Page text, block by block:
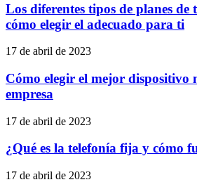
Los diferentes tipos de planes
cómo elegir el adecuado para ti
17 de abril de 2023
Cómo elegir el mejor dispositivo
empresa
17 de abril de 2023
¿Qué es la telefonía fija y cómo
17 de abril de 2023